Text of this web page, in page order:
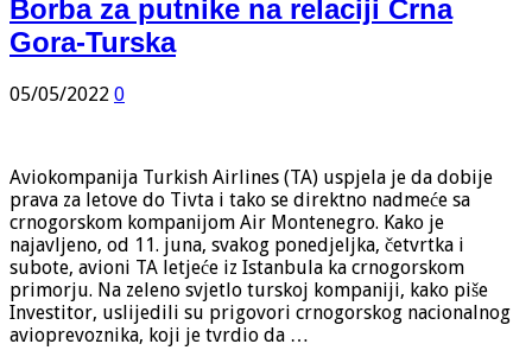
Borba za putnike na relaciji Crna
Gora-Turska
05/05/2022 0
Aviokompanija Turkish Airlines (TA) uspjela je da dobije
prava za letove do Tivta i tako se direktno nadmeće sa
crnogorskom kompanijom Air Montenegro. Kako je
najavljeno, od 11. juna, svakog ponedjeljka, četvrtka i
subote, avioni TA letjeće iz Istanbula ka crnogorskom
primorju. Na zeleno svjetlo turskoj kompaniji, kako piše
Investitor, uslijedili su prigovori crnogorskog nacionalnog
avioprevoznika, koji je tvrdio da …